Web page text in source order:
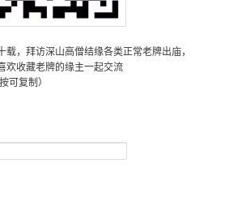
，拜访深山高僧结缘各类正常老牌出庙，
欢收藏老牌的缘主一起交流
可复制）